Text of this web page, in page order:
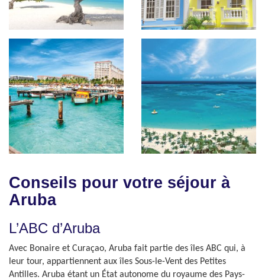
Conseils pour votre séjour à
Aruba
L’ABC d’Aruba
Avec Bonaire et Curaçao, Aruba fait partie des îles ABC qui, à
leur tour, appartiennent aux îles Sous-le-Vent des Petites
Antilles. Aruba étant un État autonome du royaume des Pays-